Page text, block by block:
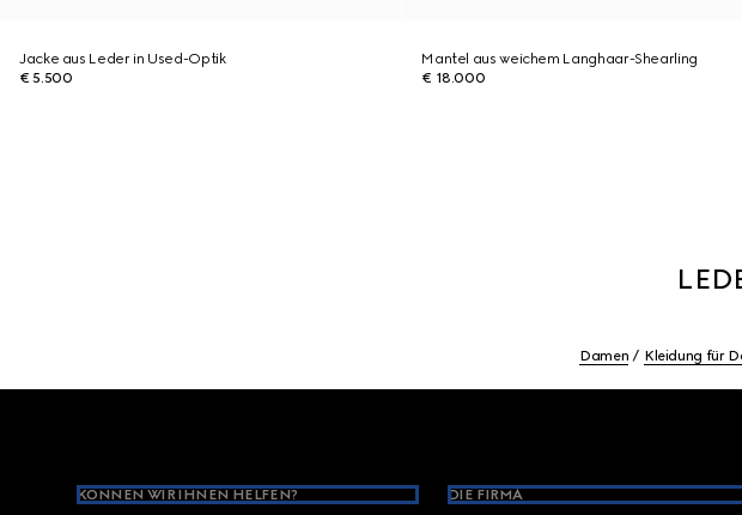
Jacke aus Leder in Used-Optik
€ 5.500
Mantel aus weichem Langhaar-Shearling
€ 18.000
Damen Kleidung für
KÖNNEN WIR IHNEN HELFEN? DIE FIRMA